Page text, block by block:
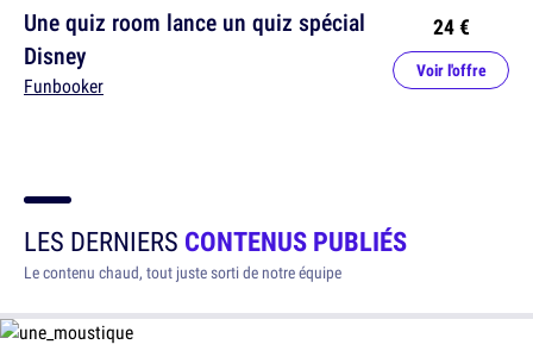
Une quiz room lance un quiz spécial
Disney
Funbooker
24 €
Voir l'offre
LES DERNIERS CONTENUS PUBLIÉS
Le contenu chaud, tout juste sorti de notre équipe